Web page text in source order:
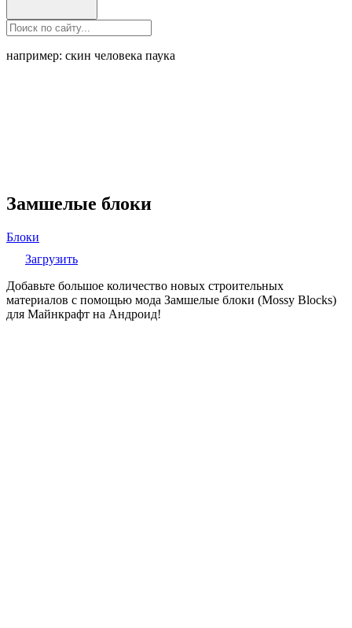
например: скин человека паука
Замшелые блоки
Блоки
Загрузить
Добавьте большое количество новых строительных
материалов с помощью мода Замшелые блоки (Mossy Blocks)
для Майнкрафт на Андроид!